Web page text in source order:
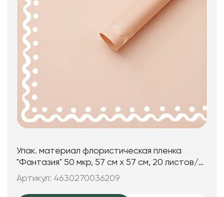
Упак. материал флористическая пленка
"Фантазия" 50 мкр, 57 см х 57 см, 20 листов/
упак., пудровый
Артикул: 4630270036209